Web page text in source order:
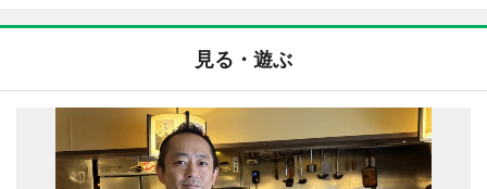
見る・遊ぶ